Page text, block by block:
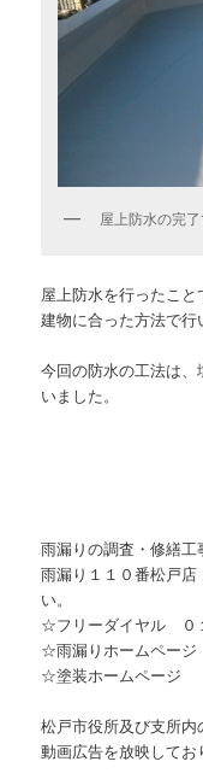
屋上防水の完了
屋上防水を行ったこ
建物に合った方法で行
今回の防水の工法は
いました。
雨漏りの調査・修繕
雨漏り１１０番松戸店
い。
☆フリーダイヤル ０
☆雨漏りホームページ
☆塗装ホームページ
松戸市役所及び支所
動画広告を放映してお